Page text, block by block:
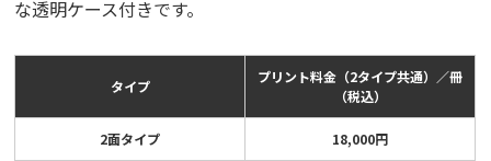
な透明ケース付きです。
タイプ
プリント料金（2タイプ共通）／冊
（税込）
2面タイプ 18,000円